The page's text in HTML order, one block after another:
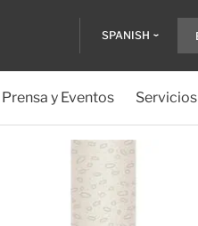
SPANISH
y Eventos Servicios